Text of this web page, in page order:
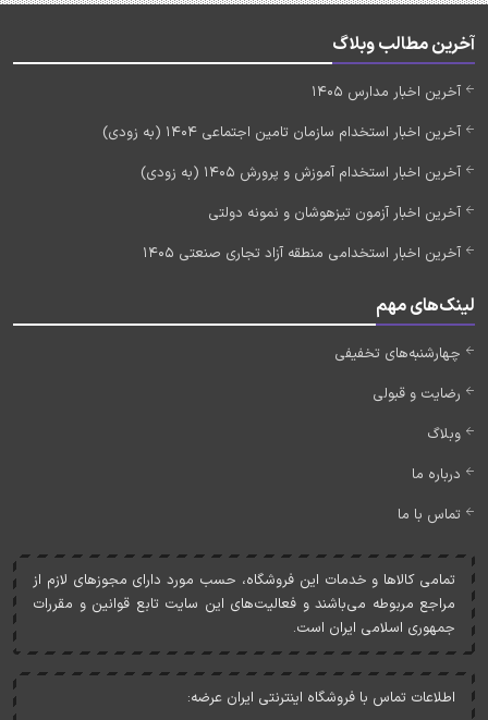
آخرین مطالب وبلاگ
آخرین اخبار مدارس 1405
آخرین اخبار استخدام سازمان تامین اجتماعی 1404 (به زودی)
آخرین اخبار استخدام آموزش و پرورش 1405 (به زودی)
آخرین اخبار آزمون تیزهوشان و نمونه دولتی
آخرین اخبار استخدامی منطقه آزاد تجاری صنعتی 1405
لینک‌های مهم
چهارشنبه‌های تخفیفی
رضایت و قبولی
وبلاگ
درباره ما
تماس با ما
تمامی کالاها و خدمات اين فروشگاه، حسب مورد دارای مجوزهای لازم از
مراجع مربوطه می‌باشند و فعاليت‌های اين سايت تابع قوانين و مقررات
جمهوری اسلامی ايران است.
اطلاعات تماس با فروشگاه اینترنتی ایران عرضه: